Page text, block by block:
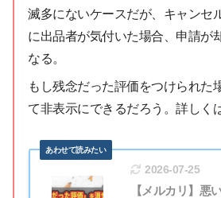
滅多にないケースだが、キャンセ
に出品者が気付いた場合、申請が
なる。
もし残念だった評価をつけられた
て非表示にできるだろう。詳しく
2026-07-25
【メルカリ】悪